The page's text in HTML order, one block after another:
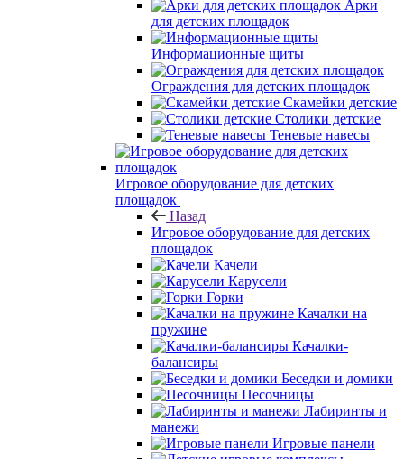
Арки
для детских площадок
Информационные щиты
Ограждения для детских площадок
Скамейки детские
Столики детские
Теневые навесы
Игровое оборудование для детских
площадок
Назад
Игровое оборудование для детских
площадок
Качели
Карусели
Горки
Качалки на
пружине
Качалки-
балансиры
Беседки и домики
Песочницы
Лабиринты и
манежи
Игровые панели